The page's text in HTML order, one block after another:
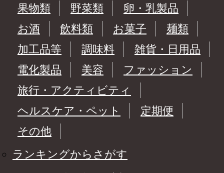
果物類
野菜類
卵・乳製品
お酒
飲料類 お菓子
麺類
加工品等
調味料
雑貨・日用品
電化製品
美容
ファッション
旅行・アクティビティ
ヘルスケア・ペット
定期便
その他
ランキングからさがす